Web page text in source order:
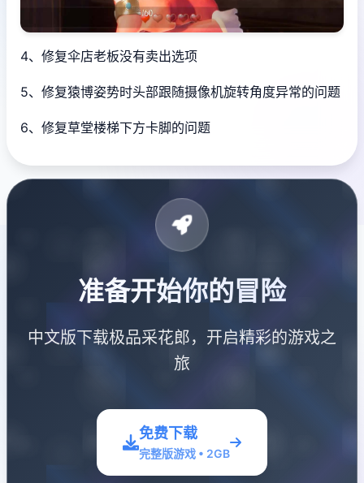
4、修复伞店老板没有卖出选项
5、修复猿博姿势时头部跟随摄像机旋转角度异常的问题
6、修复草堂楼梯下方卡脚的问题
准备开始你的冒险
中文版下载极品采花郎，开启精彩的游戏之
旅
免费下载
完整版游戏 • 2GB